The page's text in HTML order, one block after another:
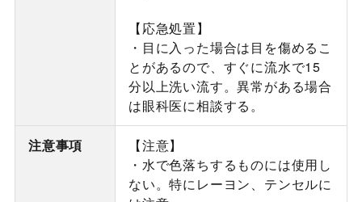
【応急処置】
・目に入った場合は目を傷めるこ
とがあるので、すぐに流水で15
分以上洗い流す。異常がある場合
は眼科医に相談する。
注意事項
【注意】
・水で色落ちするものには使用し
ない。特にレーヨン、テンセルに